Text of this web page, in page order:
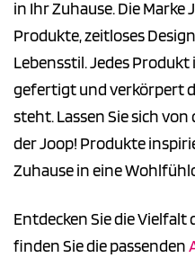
in Ihr Zuhause. Die
Produkte, zeitloses
Lebensstil. Jedes
gefertigt und verkörpert
steht. Lassen Sie sich
der Joop! Produkte
Zuhause in eine
Entdecken Sie die
finden Sie die passenden